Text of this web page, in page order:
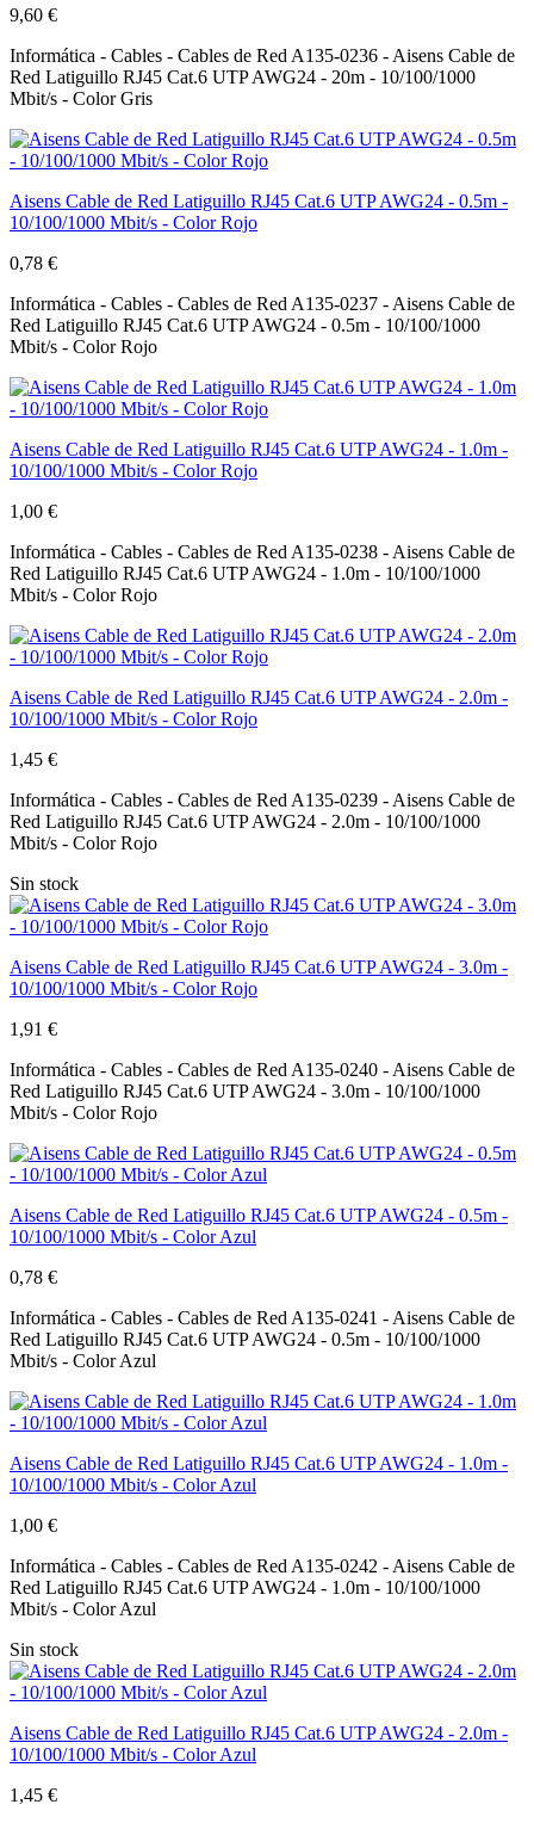
9,60 €
Informática - Cables - Cables de Red A135-0236 - Aisens Cable de
Red Latiguillo RJ45 Cat.6 UTP AWG24 - 20m - 10/100/1000
Mbit/s - Color Gris
Aisens Cable de Red Latiguillo RJ45 Cat.6 UTP AWG24 - 0.5m -
10/100/1000 Mbit/s - Color Rojo
0,78 €
Informática - Cables - Cables de Red A135-0237 - Aisens Cable de
Red Latiguillo RJ45 Cat.6 UTP AWG24 - 0.5m - 10/100/1000
Mbit/s - Color Rojo
Aisens Cable de Red Latiguillo RJ45 Cat.6 UTP AWG24 - 1.0m -
10/100/1000 Mbit/s - Color Rojo
1,00 €
Informática - Cables - Cables de Red A135-0238 - Aisens Cable de
Red Latiguillo RJ45 Cat.6 UTP AWG24 - 1.0m - 10/100/1000
Mbit/s - Color Rojo
Aisens Cable de Red Latiguillo RJ45 Cat.6 UTP AWG24 - 2.0m -
10/100/1000 Mbit/s - Color Rojo
1,45 €
Informática - Cables - Cables de Red A135-0239 - Aisens Cable de
Red Latiguillo RJ45 Cat.6 UTP AWG24 - 2.0m - 10/100/1000
Mbit/s - Color Rojo
Sin stock
Aisens Cable de Red Latiguillo RJ45 Cat.6 UTP AWG24 - 3.0m -
10/100/1000 Mbit/s - Color Rojo
1,91 €
Informática - Cables - Cables de Red A135-0240 - Aisens Cable de
Red Latiguillo RJ45 Cat.6 UTP AWG24 - 3.0m - 10/100/1000
Mbit/s - Color Rojo
Aisens Cable de Red Latiguillo RJ45 Cat.6 UTP AWG24 - 0.5m -
10/100/1000 Mbit/s - Color Azul
0,78 €
Informática - Cables - Cables de Red A135-0241 - Aisens Cable de
Red Latiguillo RJ45 Cat.6 UTP AWG24 - 0.5m - 10/100/1000
Mbit/s - Color Azul
Aisens Cable de Red Latiguillo RJ45 Cat.6 UTP AWG24 - 1.0m -
10/100/1000 Mbit/s - Color Azul
1,00 €
Informática - Cables - Cables de Red A135-0242 - Aisens Cable de
Red Latiguillo RJ45 Cat.6 UTP AWG24 - 1.0m - 10/100/1000
Mbit/s - Color Azul
Sin stock
Aisens Cable de Red Latiguillo RJ45 Cat.6 UTP AWG24 - 2.0m -
10/100/1000 Mbit/s - Color Azul
1,45 €